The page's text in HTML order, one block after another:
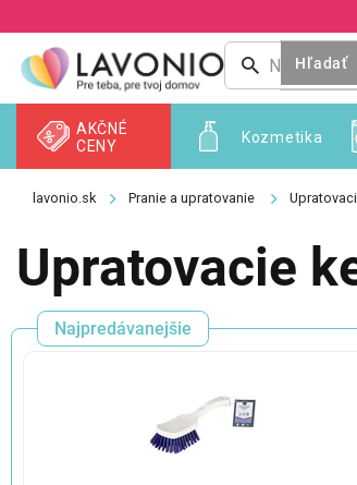
na
obsah
Hľadať
Kozmetika
AKČNÉ
CENY
Pranie a upratovanie
Upratovacie
Najpredávanejšie